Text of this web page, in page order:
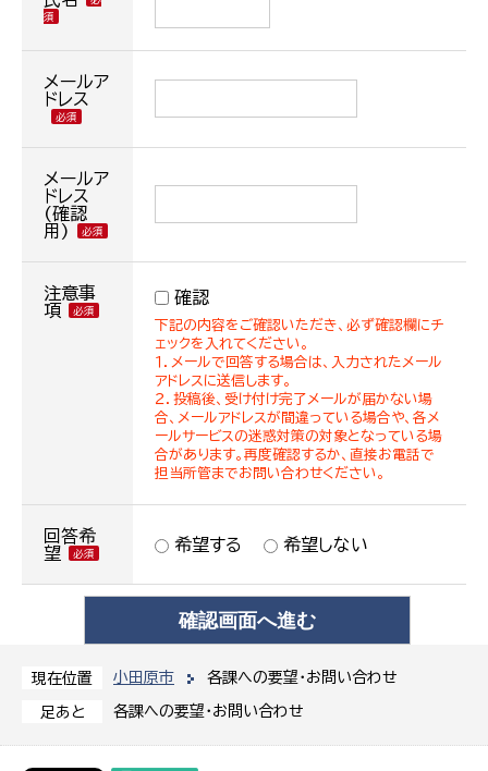
現在位置 小田原市 各課への要望・お問い合わせ
足あと 各課への要望・お問い合わせ
メールア
ドレス
メールア
ドレス
(確認
用)
注意事
項
確認
下記の内容をご確認いただき、必ず確認欄にチ
ェックを入れてください。
１．メールで回答する場合は、入力されたメール
アドレスに送信します。
２．投稿後、受け付け完了メールが届かない場
合、メールアドレスが間違っている場合や、各メ
ールサービスの迷惑対策の対象となっている場
合があります。再度確認するか、直接お電話で
担当所管までお問い合わせください。
回答希
望
希望する 希望しない